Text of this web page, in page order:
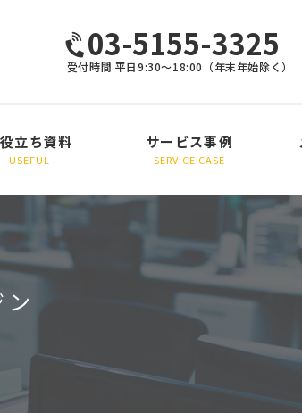
03-5155-3325
受付時間 平日9:30～18:00（年末年始除く）
立ち資料
USEFUL
サービス事例
SERVICE CASE